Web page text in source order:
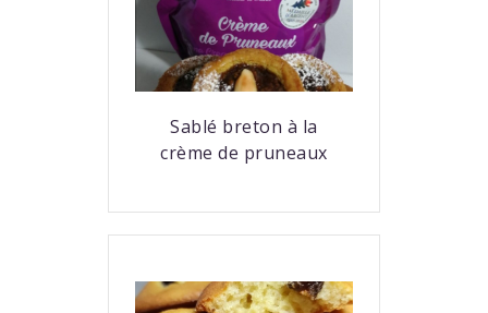
Sablé breton à la
crème de pruneaux